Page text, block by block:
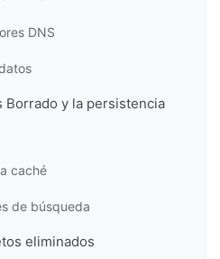
DNS
Borrado y la persistencia
caché
de búsqueda
eliminados